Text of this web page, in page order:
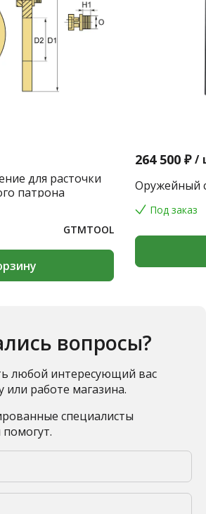
для расточки
патрона
GTMTOOL
264 500 ₽ /
Оружейный
Под заказ
вопросы?
любой интересующий вас
или работе магазина.
специалисты